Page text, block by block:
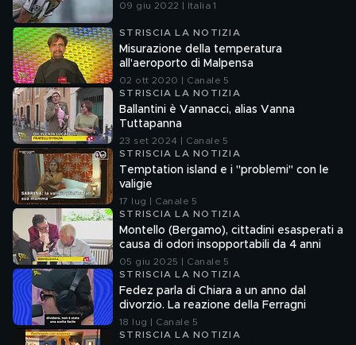
09 giu 2022 | Italia 1
STRISCIA LA NOTIZIA
Misurazione della temperatura
all'aeroporto di Malpensa
02 ott 2020 | Canale 5
STRISCIA LA NOTIZIA
Ballantini è Vannacci, alias Vanna
Tuttapanna
23 set 2024 | Canale 5
STRISCIA LA NOTIZIA
Temptation island e i "problemi" con le
valigie
17 lug | Canale 5
STRISCIA LA NOTIZIA
Montello (Bergamo), cittadini esasperati a
causa di odori insopportabili da 4 anni
05 giu 2025 | Canale 5
STRISCIA LA NOTIZIA
Fedez parla di Chiara a un anno dal
divorzio. La reazione della Ferragni
18 lug | Canale 5
STRISCIA LA NOTIZIA